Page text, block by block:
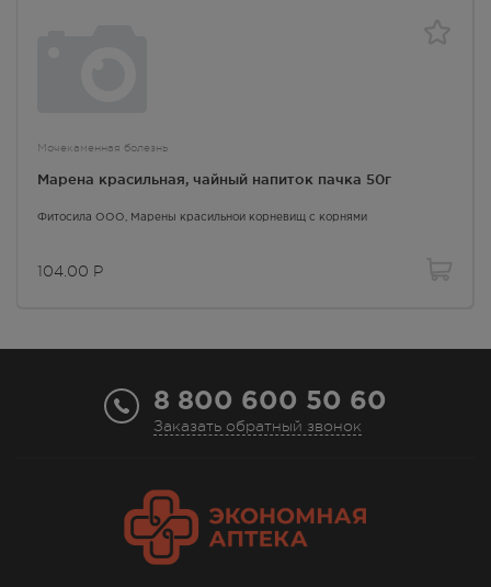
Мочекаменная болезнь
Марена красильная, чайный напиток пачка 50г
Фитосила ООО, Марены красильной корневищ с корнями
104.00 Р
8 800 600 50 60
Заказать обратный звонок